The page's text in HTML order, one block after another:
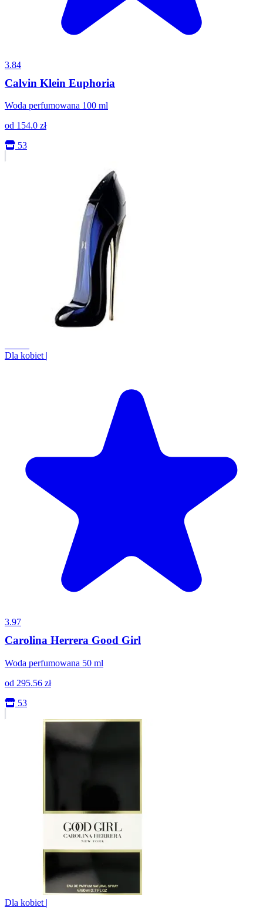
3.84
Calvin Klein Euphoria
Woda perfumowana 100 ml
od 154.0 zł
53
Dla kobiet
3.97
Carolina Herrera Good Girl
Woda perfumowana 50 ml
od 295.56 zł
53
Dla kobiet |